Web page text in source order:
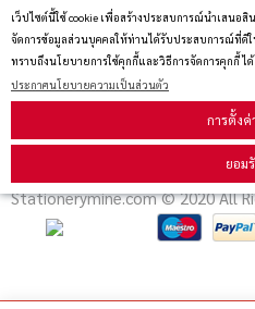
เว็ปไซต์นี้ใช้ cookie เพื่อสร้างประสบการณ์นำเสนอ
จัดการข้อมูลส่วนบุคคลให้ท่านได้รับประสบการณ์ที่ดีใ
ทราบถึงนโยบายการใช้คุกกี้และวิธีการจัดการคุกกี้ ไ
ประกาศนโยบายความเป็นส่วนตัว
การตั้งค่
ยอม
รั
Stationerymine.com © 2020 All